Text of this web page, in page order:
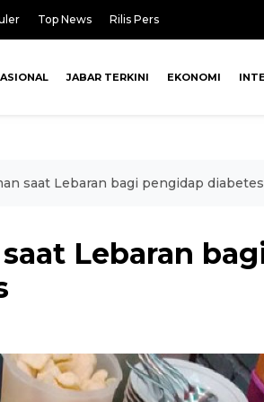
Top News Rilis Pers
JABAR TERKINI EKONOMI
saat Lebaran bagi pengidap diabetes
Lebaran